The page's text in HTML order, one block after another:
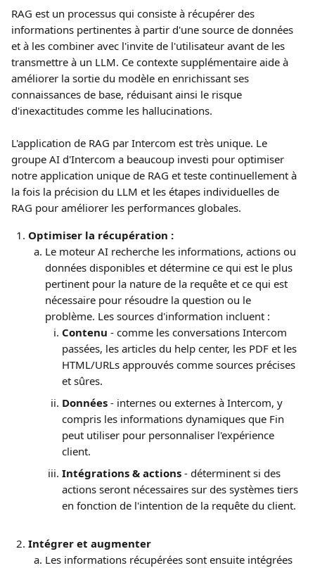
RAG est un processus qui consiste à récupérer des
informations pertinentes à partir d'une source de données
et à les combiner avec l'invite de l'utilisateur avant de les
transmettre à un LLM. Ce contexte supplémentaire aide à
améliorer la sortie du modèle en enrichissant ses
connaissances de base, réduisant ainsi le risque
d'inexactitudes comme les hallucinations.
L'application de RAG par Intercom est très unique. Le
groupe AI d'Intercom a beaucoup investi pour optimiser
notre application unique de RAG et teste continuellement à
la fois la précision du LLM et les étapes individuelles de
RAG pour améliorer les performances globales.
Optimiser la récupération :
Le moteur AI recherche les informations, actions ou
données disponibles et détermine ce qui est le plus
pertinent pour la nature de la requête et ce qui est
nécessaire pour résoudre la question ou le
problème. Les sources d'information incluent :
Contenu - comme les conversations Intercom
passées, les articles du help center, les PDF et les
HTML/URLs approuvés comme sources précises
et sûres.
Données - internes ou externes à Intercom, y
compris les informations dynamiques que Fin
peut utiliser pour personnaliser l'expérience
client.
Intégrations & actions - déterminent si des
actions seront nécessaires sur des systèmes tiers
en fonction de l'intention de la requête du client.
Intégrer et augmenter
Les informations récupérées sont ensuite intégrées